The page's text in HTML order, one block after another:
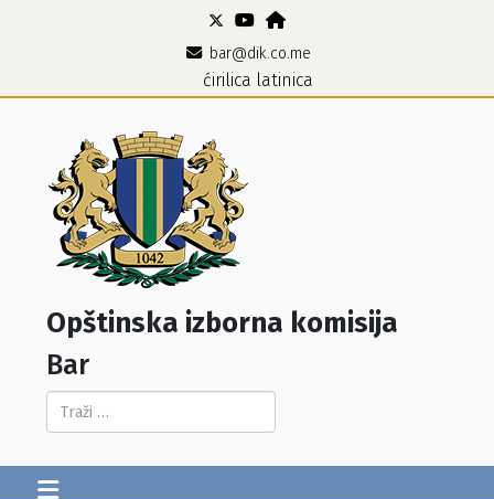
bar@dik.co.me
ćirilica latinica
Opštinska izborna komisija
Bar
Pretraga...